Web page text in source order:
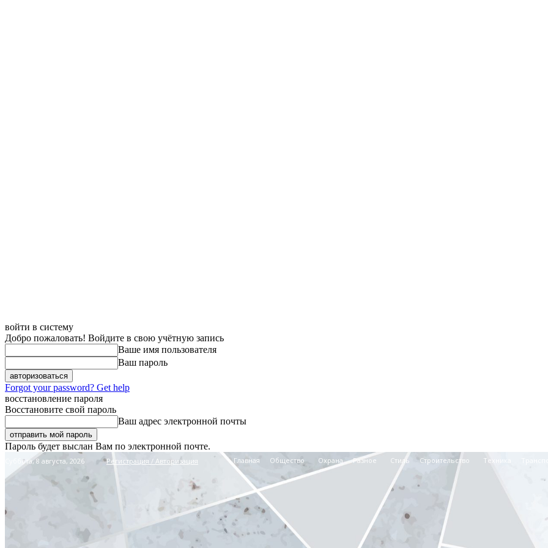
войти в систему
Добро пожаловать! Войдите в свою учётную запись
Ваше имя пользователя
Ваш пароль
Forgot your password? Get help
восстановление пароля
Восстановите свой пароль
Ваш адрес электронной почты
Пароль будет выслан Вам по электронной почте.
Суббота, 8 августа, 2026 Регистрация / Авторизация Главная Общество Охрана Разное Стиль Строительство Техника